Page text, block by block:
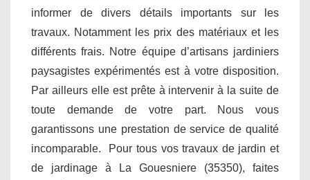
informer de divers détails importants sur les
travaux. Notamment les prix des matériaux et les
différents frais. Notre équipe d’artisans jardiniers
paysagistes expérimentés est à votre disposition.
Par ailleurs elle est prête à intervenir à la suite de
toute demande de votre part. Nous vous
garantissons une prestation de service de qualité
incomparable. Pour tous vos travaux de jardin et
de jardinage à La Gouesniere (35350), faites